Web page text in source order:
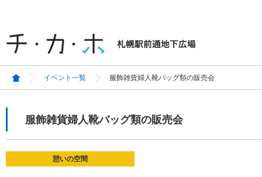
イベント一覧 服飾雑貨婦人靴バッグ類の販売会
服飾雑貨婦人靴バッグ類の販売会
憩いの空間